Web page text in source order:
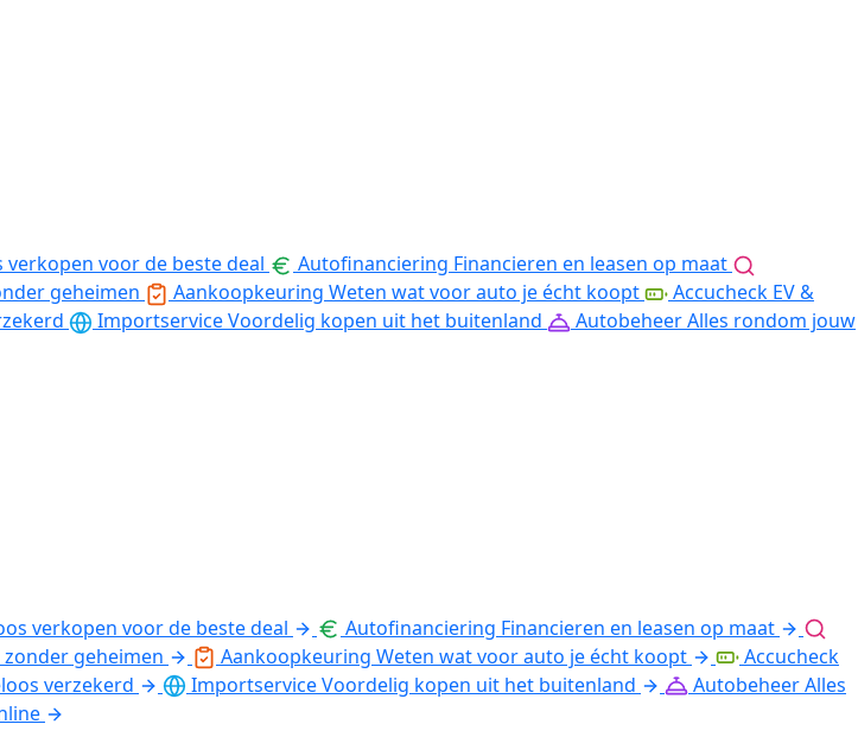
verkopen voor de beste deal Autofinanciering Financieren en leasen op maat
geheimen Aankoopkeuring Weten wat voor auto je écht koopt
Accucheck EV &
ImportserviceVoordelig kopen uit het buitenland AutobeheerAlles rondom jouw
verkopen voor de beste deal Autofinanciering Financieren en leasen op maat
geheimen Aankoopkeuring Weten wat voor auto je écht koopt
Accucheck
verzekerd ImportserviceVoordelig kopen uit het buitenland AutobeheerAlles